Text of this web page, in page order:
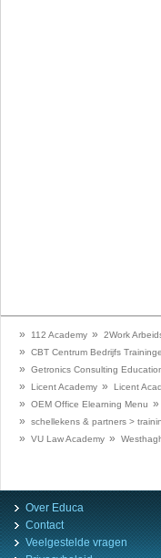
» 112 Academy » 2Work
» CBT Centrum Bedrijfs
» Getronics Consulting
» Licent Academy » Licent
» OEM Office Elearning Menu »
» schellekens & partners >
»
VU Law Academy »
Over Educa
Contact
Veelgestelde vragen